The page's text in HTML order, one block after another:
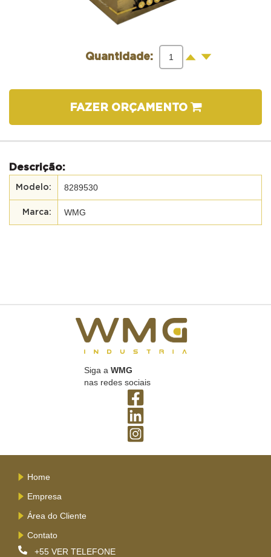
Quantidade: + -
FAZER ORÇAMENTO
Descrição:
8289530
WMG
Siga a WMG
nas redes sociais
Home
Empresa
Área do Cliente
Contato
+55 VER TELEFONE